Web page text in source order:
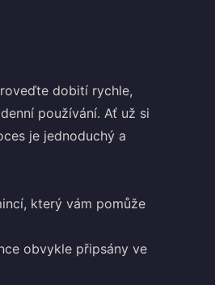
dobití rychle,
používání. Ať už si
je jednoduchý a
který vám pomůže
obvykle připsány ve